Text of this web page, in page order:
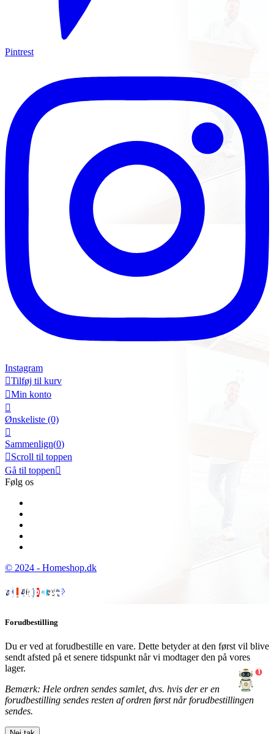
Pintrest
Instagram
Tilføj til kurv
Min konto

Ønskeliste (0)

Sammenlign(0)
Scroll til toppen
Gå til toppen
Følg os
© 2024 - Homeshop.dk
Forudbestilling
Du er ved at forudbestille en vare. Dette betyder at den først vil blive
sendt afsted på et senere tidspunkt når vi modtager den på vores
lager.
Bemærk: Hele ordren sendes samlet, dvs. hvis der er en
forudbestilling sendes resten af ordren først når forudbestillingen
sendes.
1